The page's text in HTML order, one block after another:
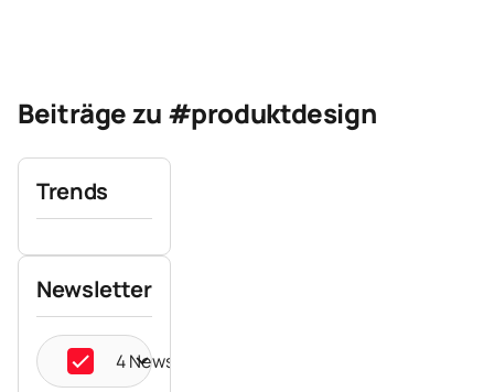
Beiträge zu #produktdesign
Trends
Newsletter
4 Newsletter ausgewählt